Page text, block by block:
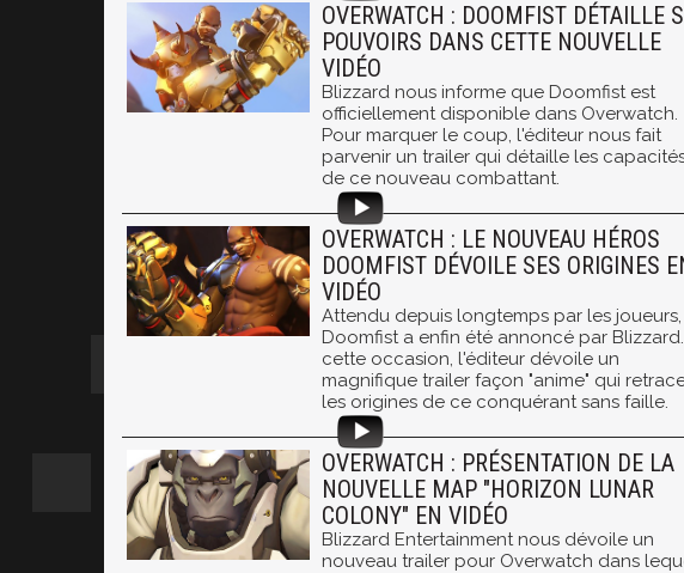
OVERWATCH : DOOMFIST DÉTAILLE
POUVOIRS DANS CETTE NOUVELLE
VIDÉO
Blizzard nous informe que Doomfist est
officiellement disponible dans Overwatch.
Pour marquer le coup, l'éditeur nous fait
parvenir un trailer qui détaille les
de ce nouveau combattant.
OVERWATCH : LE NOUVEAU HÉROS
DOOMFIST DÉVOILE SES ORIGINES
VIDÉO
Attendu depuis longtemps par les joueurs,
Doomfist a enfin été annoncé par
cette occasion, l'éditeur dévoile un
magnifique trailer façon "anime" qui
les origines de ce conquérant sans faille.
OVERWATCH : PRÉSENTATION DE LA
NOUVELLE MAP "HORIZON LUNAR
COLONY" EN VIDÉO
Blizzard Entertainment nous dévoile un
nouveau trailer pour Overwatch dans